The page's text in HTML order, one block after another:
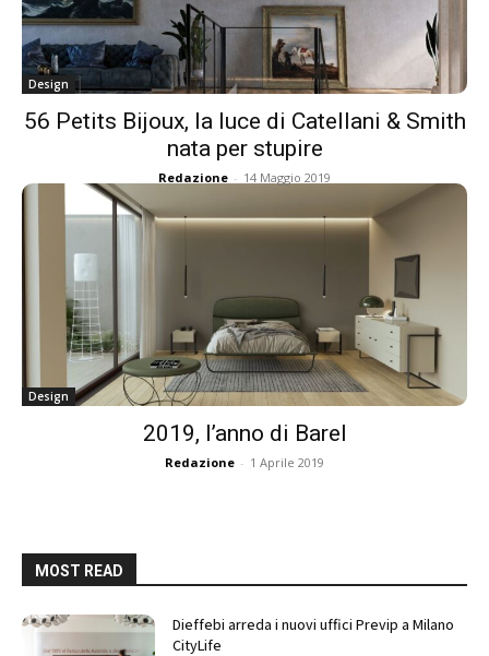
Design
56 Petits Bijoux, la luce di Catellani & Smith
nata per stupire
Redazione - 14 Maggio 2019
Design
2019, l’anno di Barel
Redazione - 1 Aprile 2019
MOST READ
Dieffebi arreda i nuovi uffici Previp a Milano
CityLife